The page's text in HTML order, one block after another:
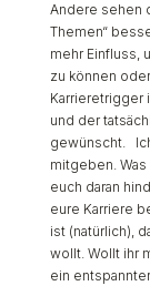
Andere sehen
Themen“
mehr Einfluss,
zu können
Karrieretrigger
und der
gewünscht.
mitgeben. Was
euch daran
eure Karriere
ist (natürlich),
wollt. Wollt ihr
ein